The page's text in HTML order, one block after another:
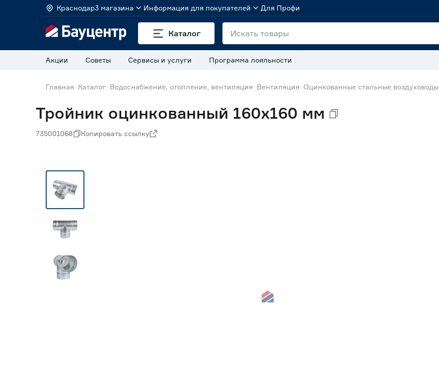
Краснодар3 магазина Информация для покупателей Для Профи
Каталог
Акции Советы Сервисы и услуги Программа лояльности
Главная Каталог Водоснабжение, отопление, вентиляция Вентиляция Оцинкованные стальные воздуховоды
Тройник оцинкованный 160х160 мм
735001068 Копировать ссылку